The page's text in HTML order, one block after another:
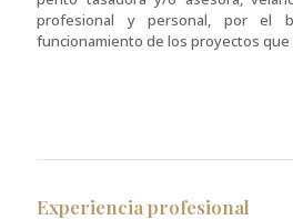
profesional y personal, por el
funcionamiento de los proyectos que
Experiencia profesional